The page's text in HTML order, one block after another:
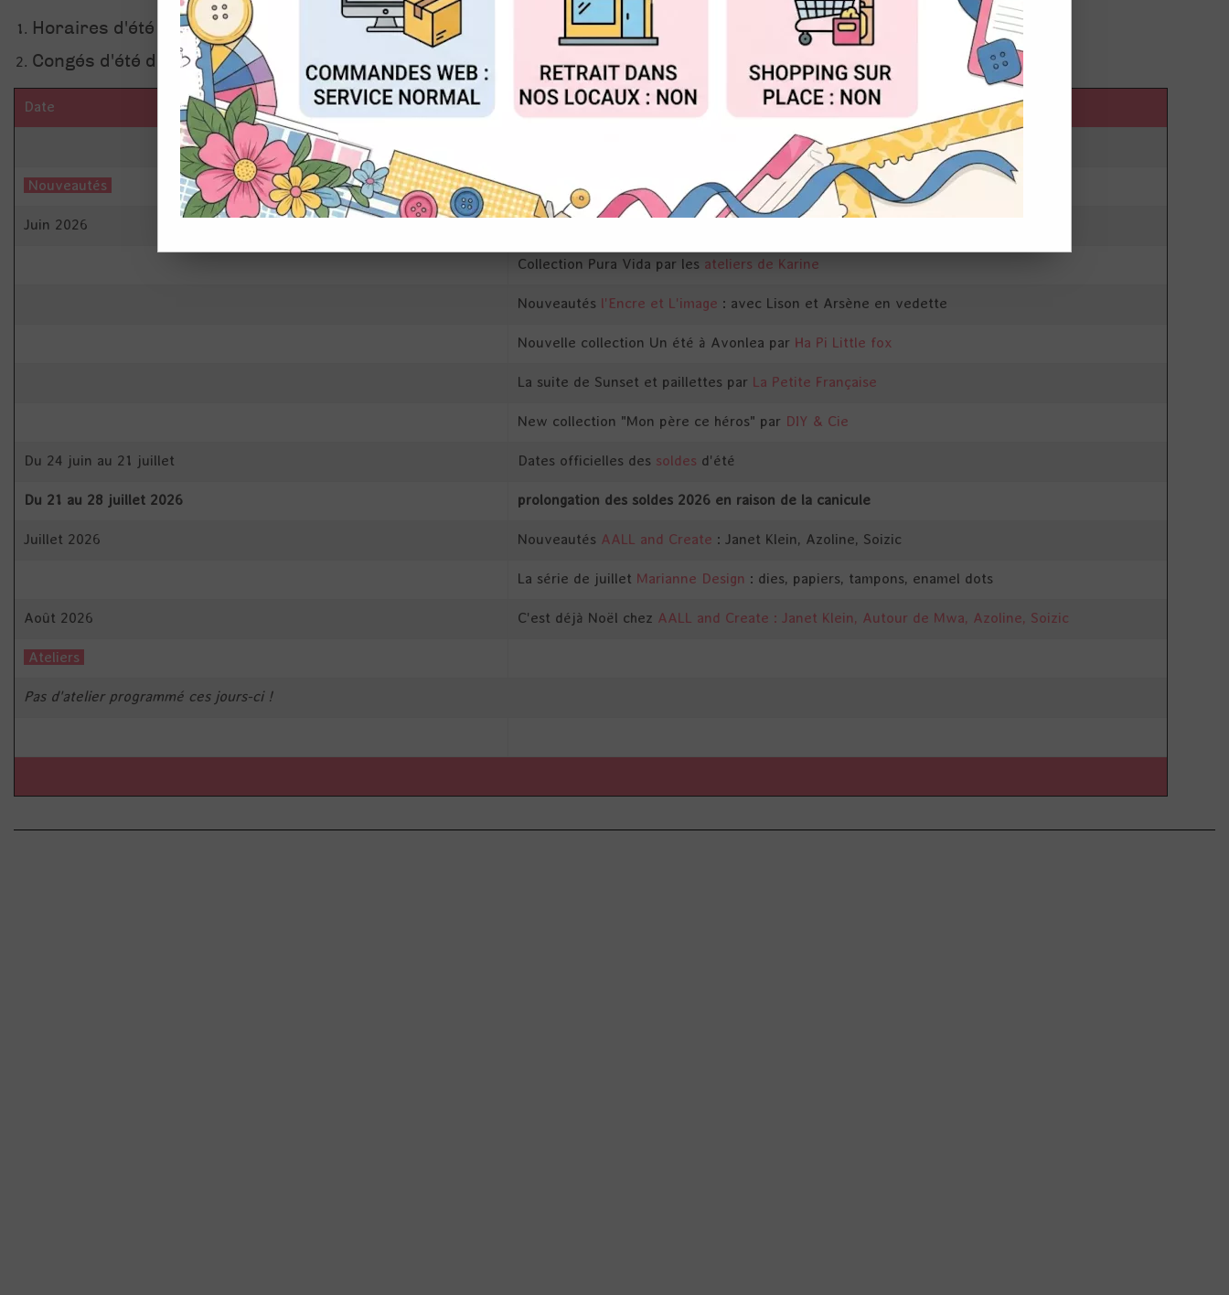
Horaires d'été : les commandes internet sont traitées en continu
Congés d'été du 01/08 au 14/08 : locaux fermés au public (pas de visite, pas de retraits en click and collect)
Date Description
Nouveautés
Juin 2026
Collection Pura Vida par les ateliers de Karine
Nouveautés l'Encre et L'image : avec Lison et Arsène en vedette
Nouvelle collection Un été à Avonlea par Ha Pi Little fox
La suite de Sunset et paillettes par La Petite Française
New collection "Mon père ce héros" par DIY & Cie
Du 24 juin au 21 juillet Dates officielles des soldes d'été
Du 21 au 28 juillet 2026 prolongation des soldes 2026 en raison de la canicule
Juillet 2026 Nouveautés AALL and Create : Janet Klein, Azoline, Soizic
La série de juillet Marianne Design : dies, papiers, tampons, enamel dots
Août 2026 C'est déjà Noël chez AALL and Create : Janet Klein, Autour de Mwa, Azoline, Soizic
Ateliers
Pas d'atelier programmé ces jours-ci !
CONFIGURER ACCEPTER TOUT